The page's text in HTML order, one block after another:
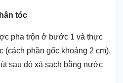
tóc
pha trộn ở bước 1 và thực
(cách phần gốc khoảng 2 cm).
sau đó xả sạch bằng nước